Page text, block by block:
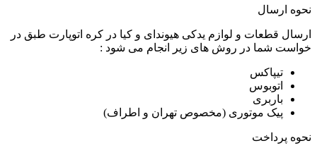
نحوه ارسال
ارسال قطعات و لوازم یدکی هیوندای و کیا در کره اتوپارت طبق در
خواست شما در روش های زیر انجام می شود :
تیپاکس
اتوبوس
باربری
پیک موتوری (مخصوص تهران و اطراف)
نحوه پرداخت